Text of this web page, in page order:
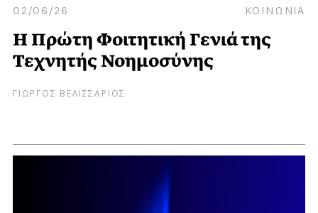
02/06/26 ΚΟΙΝΩΝΙΑ
Η Πρώτη Φοιτητική Γενιά της
Τεχνητής Νοημοσύνης
ΓΙΩΡΓΟΣ ΒΕΛΙΣΣΑΡΙΟΣ